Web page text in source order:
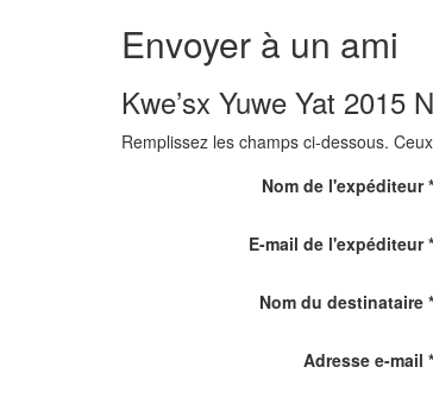
Envoyer à un ami
Kwe’sx Yuwe Yat 2015
Remplissez les champs ci-dessous.
Nom de l'expéditeur *
E-mail de l'expéditeur *
Nom du destinataire *
Adresse e-mail *